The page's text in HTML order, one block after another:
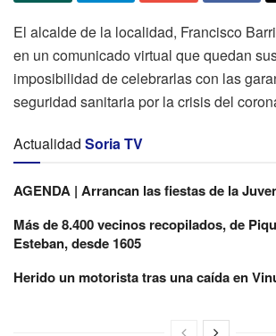
El alcalde de la localidad, Francisco
en un comunicado virtual que quedan
imposibilidad de celebrarlas con las
seguridad sanitaria por la crisis del
Actualidad Soria TV
AGENDA | Arrancan las fiestas de la
Más de 8.400 vecinos recopilados, de
Esteban, desde 1605
Herido un motorista tras una caída en